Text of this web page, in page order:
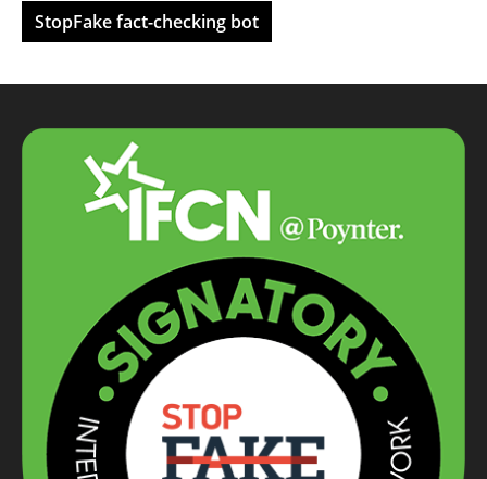
StopFake fact-checking bot